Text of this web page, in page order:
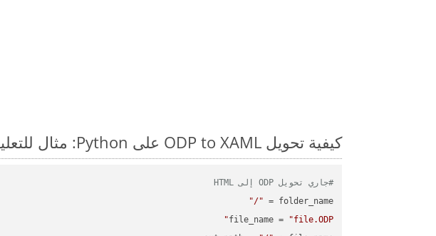
كيفية تحويل ODP to XAML على Python: مثال للتعليمات البرمجية خطوة بخطوة
#جاري تحويل ODP إلى HTML
folder_name =
"/"
file_name =
"file.ODP"